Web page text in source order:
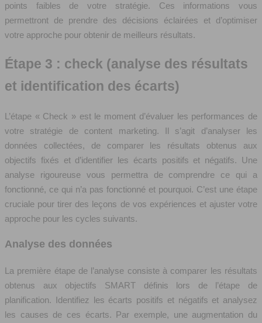
points faibles de votre stratégie. Ces informations vous
permettront de prendre des décisions éclairées et d’optimiser
votre approche pour obtenir de meilleurs résultats.
Étape 3 : check (analyse des résultats
et identification des écarts)
L’étape « Check » est le moment d’évaluer les performances de
votre stratégie de content marketing. Il s’agit d’analyser les
données collectées, de comparer les résultats obtenus aux
objectifs fixés et d’identifier les écarts positifs et négatifs. Une
analyse rigoureuse vous permettra de comprendre ce qui a
fonctionné, ce qui n’a pas fonctionné et pourquoi. C’est une étape
cruciale pour tirer des leçons de vos expériences et ajuster votre
approche pour les cycles suivants.
Analyse des données
La première étape de l’analyse consiste à comparer les résultats
obtenus aux objectifs SMART définis lors de l’étape de
planification. Identifiez les écarts positifs et négatifs et analysez
les causes de ces écarts. Par exemple, une augmentation du